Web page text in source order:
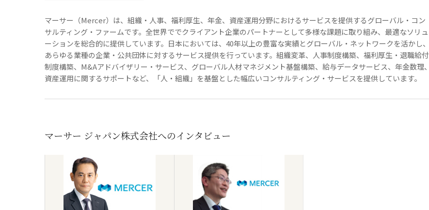
マーサー（Mercer）は、組織・人事、福利厚生、年金、資産運用分野におけるサービスを提供するグローバル・コン
サルティング・ファームです。全世界ででクライアント企業のパートナーとして多様な課題に取り組み、最適なソリュ
ーションを総合的に提供しています。日本においては、40年以上の豊富な実績とグローバル・ネットワークを活かし、
あらゆる業種の企業・公共団体に対するサービス提供を行っています。組織変革、人事制度構築、福利厚生・退職給付
制度構築、M&Aアドバイザリー・サービス、グローバル人材マネジメント基盤構築、給与データサービス、年金数理、
資産運用に関するサポートなど、「人・組織」を基盤とした幅広いコンサルティング・サービスを提供しています。
マーサー ジャパン株式会社へのインタビュー